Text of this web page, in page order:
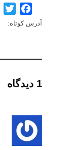
آدرس کوتاه:
1 دیدگاه